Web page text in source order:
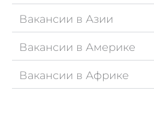
Вакансии в Азии
Вакансии в Америке
Вакансии в Африке